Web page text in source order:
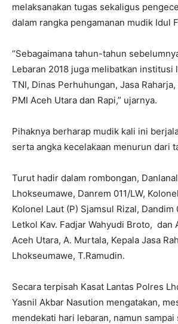
melaksanakan tugas sekaligus
dalam rangka pengamanan mudik Idul
“Sebagaimana tahun-tahun
Lebaran 2018 juga melibatkan institusi
TNI, Dinas Perhuhungan, Jasa
PMI Aceh Utara dan Rapi,” ujarnya.
Pihaknya berharap mudik kali ini
serta angka kecelakaan menurun dari
Turut hadir dalam rombongan, Danlanal
Lhokseumawe, Danrem 011/LW,
Kolonel Laut (P) Sjamsul Rizal, Dandim
Letkol Kav. Fadjar Wahyudi Broto, dan
Aceh Utara, A. Murtala, Kepala Jasa
Lhokseumawe, T.Ramudin.
Secara terpisah Kasat Lantas Polres
Yasnil Akbar Nasution mengatakan,
mendekati hari lebaran, namun sampai